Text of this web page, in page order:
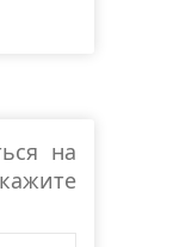
на